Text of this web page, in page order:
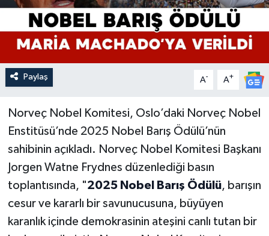
Paylaş A- A+
Norveç Nobel Komitesi, Oslo’daki Norveç Nobel
Enstitüsü’nde 2025 Nobel Barış Ödülü’nün
sahibinin açıkladı. Norveç Nobel Komitesi Başkanı
Jorgen Watne Frydnes düzenlediği basın
toplantısında, "2025 Nobel Barış Ödülü, barışın
cesur ve kararlı bir savunucusuna, büyüyen
karanlık içinde demokrasinin ateşini canlı tutan bir